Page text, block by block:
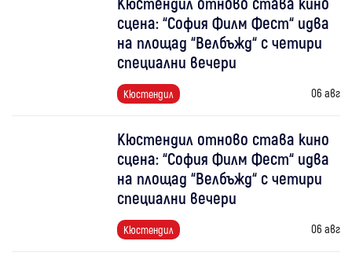
сцена: “София Филм Фест“ идва
на площад “Велбъжд“ с четири
специални вечери
Кюстендил 06 авг
Кюстендил отново става кино
сцена: “София Филм Фест“ идва
на площад “Велбъжд“ с четири
специални вечери
Кюстендил 06 авг